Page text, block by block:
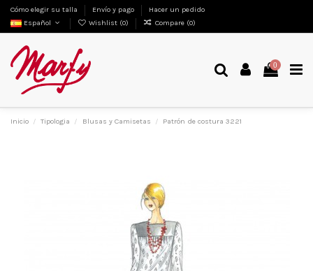
Cómo elegir su talla Envío y pago
Hacer un pedido
Español
Wishlist (0) Compare (0)
0
Inicio Tipologia Blusas y Camisetas Patrón de costura 3221